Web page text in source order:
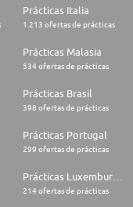
Prácticas Italia
1.213 ofertas de prácticas
Prácticas Malasia
534 ofertas de prácticas
Prácticas Brasil
398 ofertas de prácticas
Prácticas Portugal
299 ofertas de prácticas
Prácticas Luxemburgo
214 ofertas de prácticas